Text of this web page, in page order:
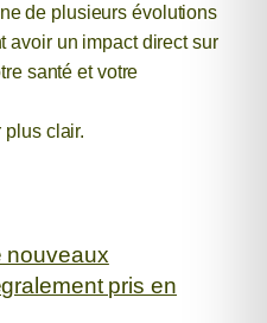
de plusieurs évolutions
avoir un impact directsur
santé et votre
clair.
nouveaux
pris en